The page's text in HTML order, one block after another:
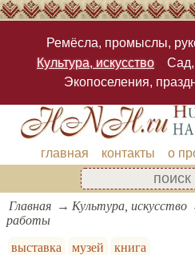
Ремёсла, промыслы,
Культура, искусство
Сад,
Экопоселения,
главная контакты о
Главная Культура, искусство
работы
выставка
музей книга